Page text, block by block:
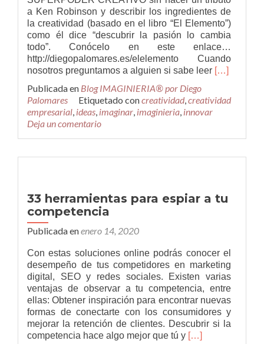
a Ken Robinson y describir los ingredientes de
la creatividad (basado en el libro “El Elemento”)
como él dice “descubrir la pasión lo cambia
todo”. Conócelo en este enlace…
http://diegopalomares.es/elelemento Cuando
nosotros preguntamos a alguien si sabe leer Leer
la
[…]
Publicada en Blog IMAGINIERIA® por Diego
Palomares
Etiquetado concreatividad,creatividad
empresarial, ideas, imaginar, imaginieria, innovar
Deja un comentario
33 herramientas para espiar a tu
competencia
Publicada enenero 14, 2020
Con estas soluciones online podrás conocer el
desempeño de tus competidores en marketing
digital, SEO y redes sociales. Existen varias
ventajas de observar a tu competencia, entre
ellas: Obtener inspiración para encontrar nuevas
formas de conectarte con los consumidores y
mejorar la retención de clientes. Descubrir si la
competencia hace algo mejor que tú y Leer
[…]